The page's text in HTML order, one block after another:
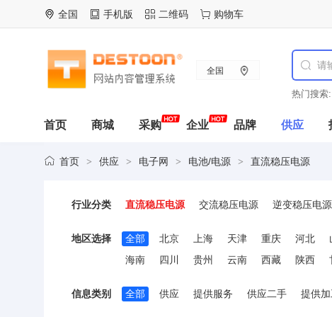
全国 手机版 二维码 购物车
全国
热门搜索:
首页 商城 采购 企业 品牌 供应
首页 > 供应 > 电子网 > 电池/电源 > 直流稳压电源
行业分类 直流稳压电源 交流稳压电源 逆变稳压电源
地区选择 全部 北京 上海 天津 重庆 河北
海南
四川 贵州 云南 西藏 陕西
信息类别 全部 供应 提供服务 供应二手 提供加